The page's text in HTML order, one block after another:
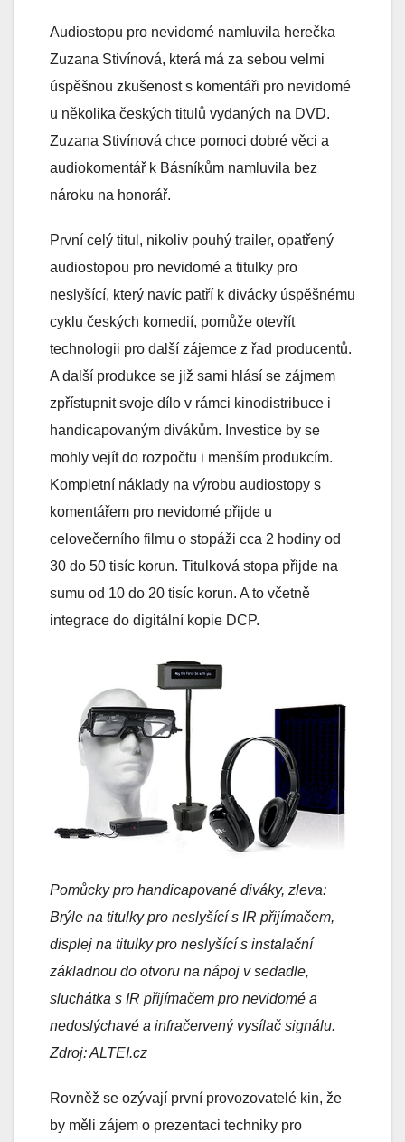
Audiostopu pro nevidomé namluvila herečka
Zuzana Stivínová, která má za sebou velmi
úspěšnou zkušenost s komentáři pro nevidomé
u několika českých titulů vydaných na DVD.
Zuzana Stivínová chce pomoci dobré věci a
audiokomentář k Básníkům namluvila bez
nároku na honorář.
První celý titul, nikoliv pouhý trailer, opatřený
audiostopou pro nevidomé a titulky pro
neslyšící, který navíc patří k divácky úspěšnému
cyklu českých komedií, pomůže otevřít
technologii pro další zájemce z řad producentů.
A další produkce se již sami hlásí se zájmem
zpřístupnit svoje dílo v rámci kinodistribuce i
handicapovaným divákům. Investice by se
mohly vejít do rozpočtu i menším produkcím.
Kompletní náklady na výrobu audiostopy s
komentářem pro nevidomé přijde u
celovečerního filmu o stopáži cca 2 hodiny od
30 do 50 tisíc korun. Titulková stopa přijde na
sumu od 10 do 20 tisíc korun. A to včetně
integrace do digitální kopie DCP.
Pomůcky pro handicapované diváky, zleva:
Brýle na titulky pro neslyšící s IR přijímačem,
displej na titulky pro neslyšící s instalační
základnou do otvoru na nápoj v sedadle,
sluchátka s IR přijímačem pro nevidomé a
nedoslýchavé a infračervený vysílač signálu.
Zdroj: ALTEI.cz
Rovněž se ozývají první provozovatelé kin, že
by měli zájem o prezentaci techniky pro